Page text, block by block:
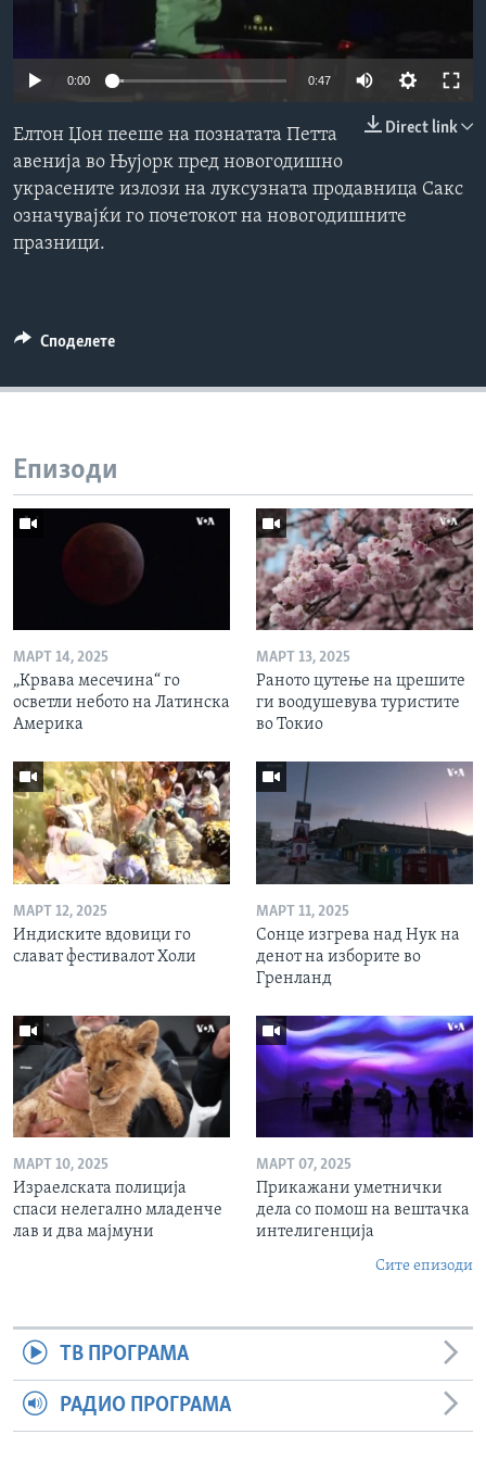
0:00 0:47
Direct link
Елтон Џон пееше на познатата Петта
авенија во Њујорк пред новогодишно
украсените излози на луксузната продавница Сакс
означувајќи го почетокот на новогодишните
празници.
Споделете
Епизоди
МАРТ 14, 2025
„Крвава месечина“ го
осветли небото на Латинска
Америка
МАРТ 13, 2025
Раното цутење на црешите
ги воодушевува туристите
во Токио
МАРТ 12, 2025
Индиските вдовици го
слават фестивалот Холи
МАРТ 11, 2025
Сонце изгрева над Нук на
денот на изборите во
Гренланд
МАРТ 10, 2025
Израелската полиција
спаси нелегално младенче
лав и два мајмуни
МАРТ 07, 2025
Прикажани уметнички
дела со помош на вештачка
интелигенција
Сите епизоди
ТВ ПРОГРАМА
РАДИО ПРОГРАМА